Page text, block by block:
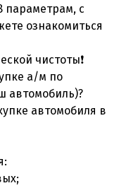
параметрам, с
ознакомиться
чистоты❗
а/м по
автомобиль)?
автомобиля в